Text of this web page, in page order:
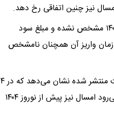
نیز چنین اتفاقی رخ دهد.
با گذشت ۱۱ ماه از سال ۱۴۰۳ هنوز تکلیف سود سهام عدالت سال مالی منتهی به اسفند ۱۴۰۲ مشخص نشده و مبلغ سود
واریز آن همچنان نامشخص
با این وجود نگاهی به جدول زمان‌بندی واریز سود سهام عدالت که در سامانه سهام عدالت منتشر شده نشان می‌دهد که در ۴
سال گذشته همواره یک مرحله واریز سود سهام عدالت در اسفندماه انجام شده و انتظار می‌رود امسال نیز پیش از نوروز ۱۴۰۴